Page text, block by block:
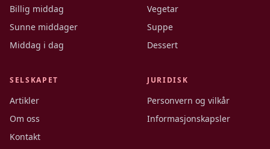
Billig middag
Sunne middager
Middag i dag
Vegetar
Suppe
Dessert
SELSKAPET
Artikler
Om oss
Kontakt
JURIDISK
Personvern og vilkår
Informasjonskapsler